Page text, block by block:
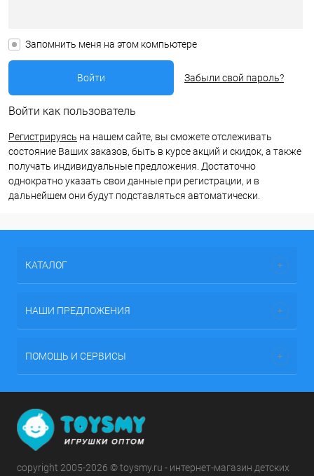
Запомнить меня на этом компьютере
Забыли свой пароль?
Войти как пользователь
Регистрируясь на нашем сайте, вы сможете отслеживать
состояние Ваших заказов, быть в курсе акций и скидок, а также
получать индивидуальные предложения. Достаточно
однократно указать свои данные при регистрации, и в
дальнейшем они будут подставляться автоматически.
КАТАЛОГ
НАШИ ПРЕДЛОЖЕНИЯ
ПОМОЩЬ И СЕРВИСЫ
copyright 2005-2026 © toysmy.ru - интернет-магазин детских